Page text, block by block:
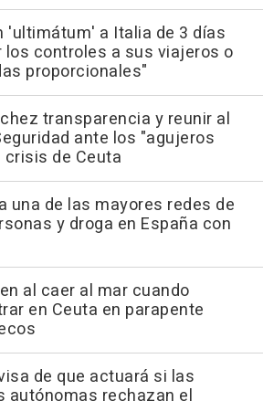
'ultimátum' a Italia de 3 días
los controles a sus viajeros o
proporcionales"
transparencia y reunir al
ante los "agujeros
crisis de Ceuta
una de las mayores redes de
y droga en España con
al caer al mar cuando
en Ceuta en parapente
de que actuará si las